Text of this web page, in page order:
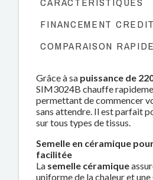
FINANCEMENT CREDIT
COMPARAISON RAPIDE
Grâce à sa puissance de
SIM3024B chauffe
permettant de commencer
sans attendre. Il est parfait
sur tous types de tissus.
Semelle en céramique
facilitée
La semelle céramique
uniforme de la chaleur et